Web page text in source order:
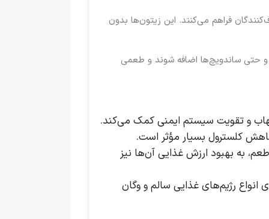
فراهم می‌کنند. این زیتون‌ها بدون
و حتی ساندویچ‌ها اضافه شوند و طعمی
و تقویت سیستم ایمنی کمک می‌کند.
کلسترول بسیار مؤثر است.
به بهبود ارزش غذایی آن‌ها نیز
انواع رژیم‌های غذایی سالم و وگان